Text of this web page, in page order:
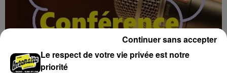
Le respect de votre vie privée est notre
priorité
Continuer sans accepter